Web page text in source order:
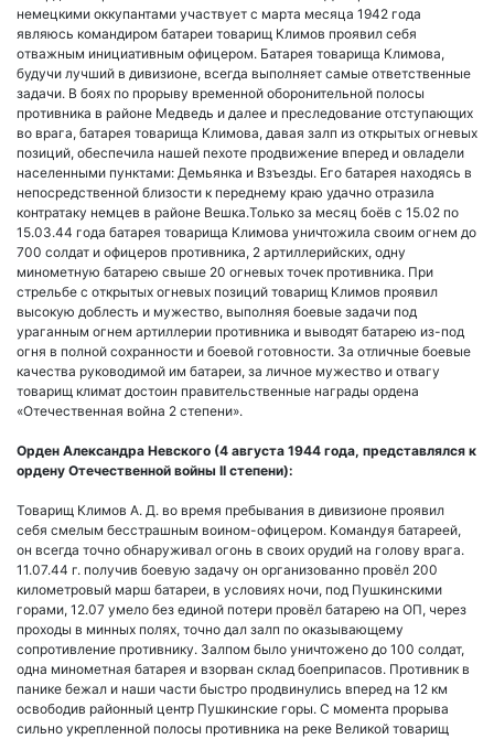
немецкими оккупантами участвует с марта месяца 1942 года
являюсь командиром батареи товарищ Климов проявил себя
отважным инициативным офицером. Батарея товарища Климова,
будучи лучший в дивизионе, всегда выполняет самые ответственные
задачи. В боях по прорыву временной оборонительной полосы
противника в районе Медведь и далее и преследование отступающих
во врага, батарея товарища Климова, давая залп из открытых огневых
позиций, обеспечила нашей пехоте продвижение вперед и овладели
населенными пунктами: Демьянка и Взъезды. Его батарея находясь в
непосредственной близости к переднему краю удачно отразила
контратаку немцев в районе Вешка.Только за месяц боёв с 15.02 по
15.03.44 года батарея товарища Климова уничтожила своим огнем до
700 солдат и офицеров противника, 2 артиллерийских, одну
минометную батарею свыше 20 огневых точек противника. При
стрельбе с открытых огневых позиций товарищ Климов проявил
высокую доблесть и мужество, выполняя боевые задачи под
ураганным огнем артиллерии противника и выводят батарею из-под
огня в полной сохранности и боевой готовности. За отличные боевые
качества руководимой им батареи, за личное мужество и отвагу
товарищ климат достоин правительственные награды ордена
«Отечественная война 2 степени».
Орден Александра Невского (4 августа 1944 года, представлялся к
ордену Отечественной войны II степени):
Товарищ Климов А. Д. во время пребывания в дивизионе проявил
себя смелым бесстрашным воином-офицером. Командуя батареей,
он всегда точно обнаруживал огонь в своих орудий на голову врага.
11.07.44 г. получив боевую задачу он организованно провёл 200
километровый марш батареи, в условиях ночи, под Пушкинскими
горами, 12.07 умело без единой потери провёл батарею на ОП, через
проходы в минных полях, точно дал залп по оказывающему
сопротивление противнику. Залпом было уничтожено до 100 солдат,
одна минометная батарея и взорван склад боеприпасов. Противник в
панике бежал и наши части быстро продвинулись вперед на 12 км
освободив районный центр Пушкинские горы. С момента прорыва
сильно укрепленной полосы противника на реке Великой товарищ